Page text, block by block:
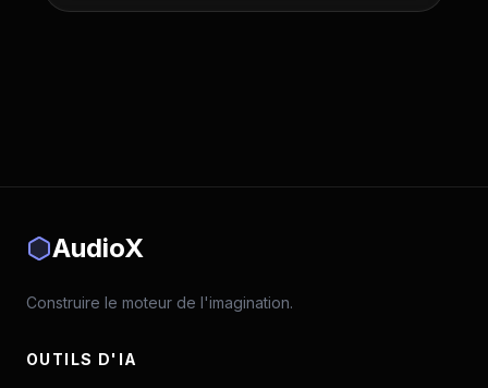
AudioX
Construire le moteur de l'imagination.
OUTILS D'IA